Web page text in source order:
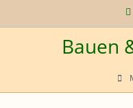
Inhalt
Bauen